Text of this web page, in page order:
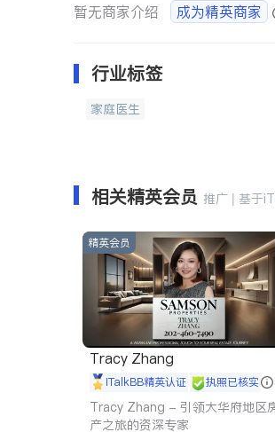
暂无商家介绍 成为精英商家
行业标签
家庭医生
相关精英会员 推广 | 基于
精英会员
Tracy Zhang
iTalkBB精英认证 执照已核实
Tracy Zhang - 引领大华府地区
产之旅的资深专家